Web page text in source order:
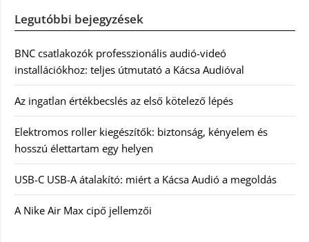
Legutóbbi bejegyzések
BNC csatlakozók professzionális audió-videó
installációkhoz: teljes útmutató a Kácsa Audióval
Az ingatlan értékbecslés az első kötelező lépés
Elektromos roller kiegészítők: biztonság, kényelem és
hosszú élettartam egy helyen
USB-C USB-A átalakító: miért a Kácsa Audió a megoldás
A Nike Air Max cipő jellemzői